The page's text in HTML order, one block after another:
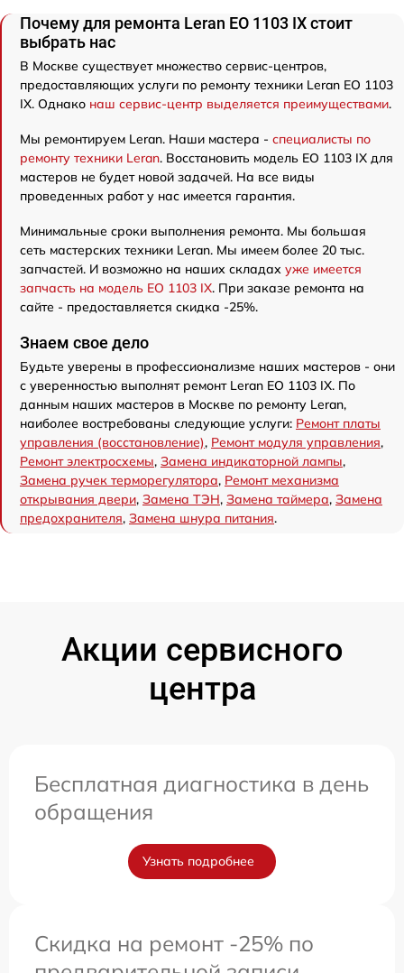
Почему для ремонта Leran EO 1103 IX стоит
выбрать нас
В Москве существует множество сервис-центров,
предоставляющих услуги по ремонту техники Leran EO 1103
IX. Однако наш сервис-центр выделяется преимуществами.
Мы ремонтируем Leran. Наши мастера - специалисты по
ремонту техники Leran. Восстановить модель EO 1103 IX для
мастеров не будет новой задачей. На все виды
проведенных работ у нас имеется гарантия.
Минимальные сроки выполнения ремонта. Мы большая
сеть мастерских техники Leran. Мы имеем более 20 тыс.
запчастей. И возможно на наших складах уже имеется
запчасть на модель EO 1103 IX. При заказе ремонта на
сайте - предоставляется скидка -25%.
Знаем свое дело
Будьте уверены в профессионализме наших мастеров - они
с уверенностью выполнят ремонт Leran EO 1103 IX. По
данным наших мастеров в Москве по ремонту Leran,
наиболее востребованы следующие услуги: Ремонт платы
управления (восстановление), Ремонт модуля управления,
Ремонт электросхемы, Замена индикаторной лампы,
Замена ручек терморегулятора, Ремонт механизма
открывания двери, Замена ТЭН, Замена таймера, Замена
предохранителя, Замена шнура питания.
Акции сервисного
центра
Бесплатная диагностика в день
обращения
Узнать подробнее
Скидка на ремонт -25% по